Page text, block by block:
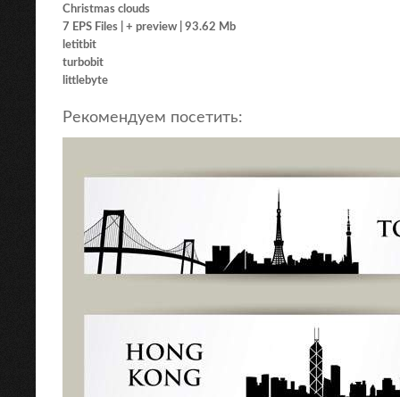
Christmas clouds
7 EPS Files | + preview | 93.62 Mb
letitbit
turbobit
littlebyte
Рекомендуем посетить: